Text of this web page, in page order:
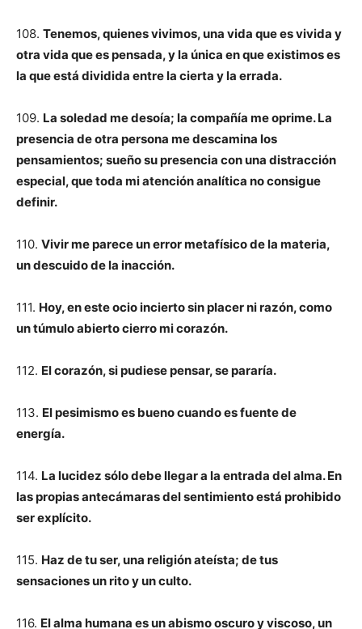
108. Tenemos, quienes vivimos, una vida que es vivida y
otra vida que es pensada, y la única en que existimos es
la que está dividida entre la cierta y la errada.
109. La soledad me desoía; la compañía me oprime. La
presencia de otra persona me descamina los
pensamientos; sueño su presencia con una distracción
especial, que toda mi atención analítica no consigue
definir.
110. Vivir me parece un error metafísico de la materia,
un descuido de la inacción.
111. Hoy, en este ocio incierto sin placer ni razón, como
un túmulo abierto cierro mi corazón.
112. El corazón, si pudiese pensar, se pararía.
113. El pesimismo es bueno cuando es fuente de
energía.
114. La lucidez sólo debe llegar a la entrada del alma. En
las propias antecámaras del sentimiento está prohibido
ser explícito.
115. Haz de tu ser, una religión ateísta; de tus
sensaciones un rito y un culto.
116. El alma humana es un abismo oscuro y viscoso, un